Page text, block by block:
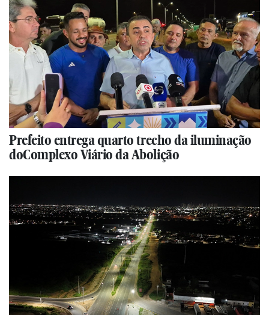
Prefeito entrega quarto trecho da iluminação
doComplexo Viário da Abolição